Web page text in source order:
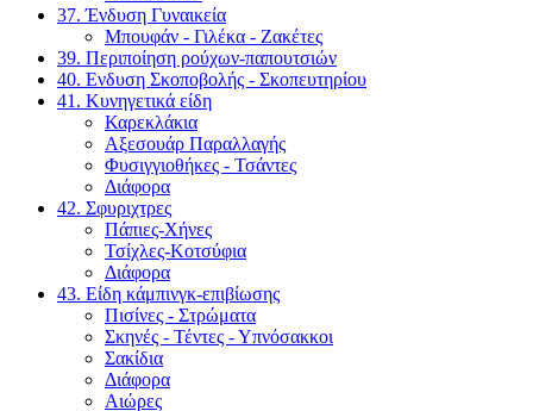
37. Ένδυση Γυναικεία
Μπουφάν - Γιλέκα - Ζακέτες
39. Περιποίηση ρούχων-παπουτσιών
40. Ενδυση Σκοποβολής - Σκοπευτηρίου
41. Κυνηγετικά είδη
Καρεκλάκια
Αξεσουάρ Παραλλαγής
Φυσιγγιοθήκες - Τσάντες
Διάφορα
42. Σφυριχτρες
Πάπιες-Χήνες
Τσίχλες-Κοτσύφια
Διάφορα
43. Είδη κάμπινγκ-επιβίωσης
Πισίνες - Στρώματα
Σκηνές - Τέντες - Υπνόσακκοι
Σακίδια
Διάφορα
Αιώρες